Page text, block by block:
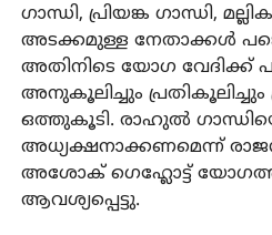
ഗാന്ധി, പ്രിയങ്ക ഗാന്ധി,
അടക്കമുള്ള നേതാക്കള്‍
അതിനിടെ യോഗ വേദിക്ക്
അനുകൂലിച്ചും
ഒത്തുകൂടി. രാഹുല്‍
അധ്യക്ഷനാക്കണമെന്ന്
അശോക് ഗെഹ്ലോട്ട്
ആവശ്യപ്പെട്ടു.